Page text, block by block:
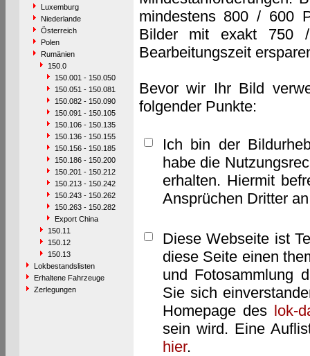
Luxemburg
Niederlande
Österreich
Polen
Rumänien
150.0
150.001 - 150.050
150.051 - 150.081
150.082 - 150.090
150.091 - 150.105
150.106 - 150.135
150.136 - 150.155
150.156 - 150.185
150.186 - 150.200
150.201 - 150.212
150.213 - 150.242
150.243 - 150.262
150.263 - 150.282
Export China
150.11
150.12
150.13
Lokbestandslisten
Erhaltene Fahrzeuge
Zerlegungen
mindestens 800 / 600
Bilder mit exakt 750
Bearbeitungszeit
Bevor wir Ihr Bild
folgender Punkte:
Ich bin der
habe die
erhalten. Hiermit
Ansprüchen Dritter
Diese Webseite ist
diese Seite einen
und Fotosammlung
Sie sich
Homepage des lok-
sein wird. Eine
hier.